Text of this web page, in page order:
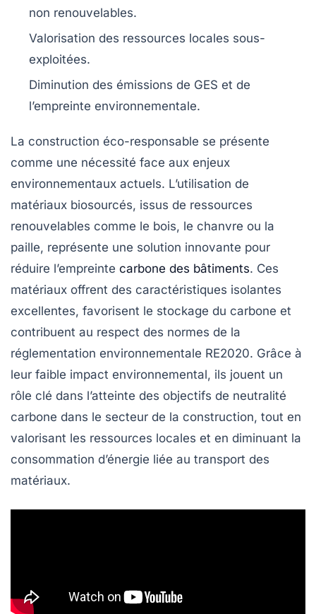
non renouvelables.
Valorisation des ressources locales sous-
exploitées.
Diminution des émissions de GES et de
l’empreinte environnementale.
La construction éco-responsable se présente
comme une nécessité face aux enjeux
environnementaux actuels. L’utilisation de
matériaux biosourcés, issus de ressources
renouvelables comme le bois, le chanvre ou la
paille, représente une solution innovante pour
réduire l’empreinte carbone des bâtiments. Ces
matériaux offrent des caractéristiques isolantes
excellentes, favorisent le stockage du carbone et
contribuent au respect des normes de la
réglementation environnementale RE2020. Grâce à
leur faible impact environnemental, ils jouent un
rôle clé dans l’atteinte des objectifs de neutralité
carbone dans le secteur de la construction, tout en
valorisant les ressources locales et en diminuant la
consommation d’énergie liée au transport des
matériaux.